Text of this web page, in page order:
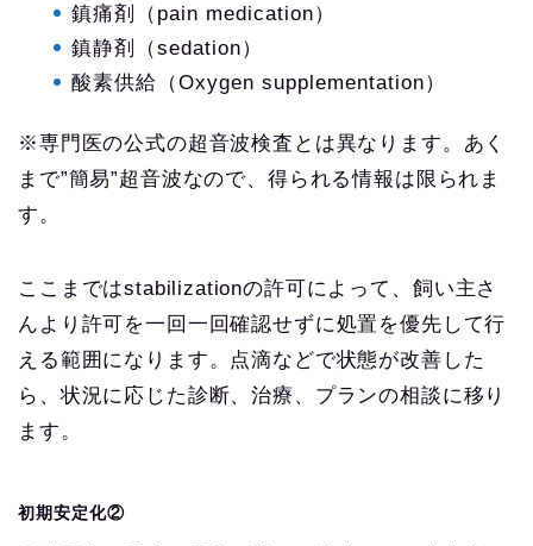
鎮痛剤（pain medication）
鎮静剤（sedation）
酸素供給（Oxygen supplementation）
※専門医の公式の超音波検査とは異なります。あく
まで”簡易”超音波なので、得られる情報は限られま
す。
ここまではstabilizationの許可によって、飼い主さ
んより許可を一回一回確認せずに処置を優先して行
える範囲になります。点滴などで状態が改善した
ら、状況に応じた診断、治療、プランの相談に移り
ます。
初期安定化②